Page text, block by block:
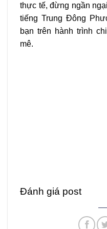
thực tế, đừng ngần
tiếng Trung Đông
bạn trên hành trình
mê.
Đánh giá post